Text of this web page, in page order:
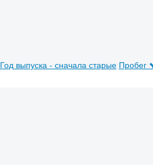
Год выпуска - сначала старые Пробег